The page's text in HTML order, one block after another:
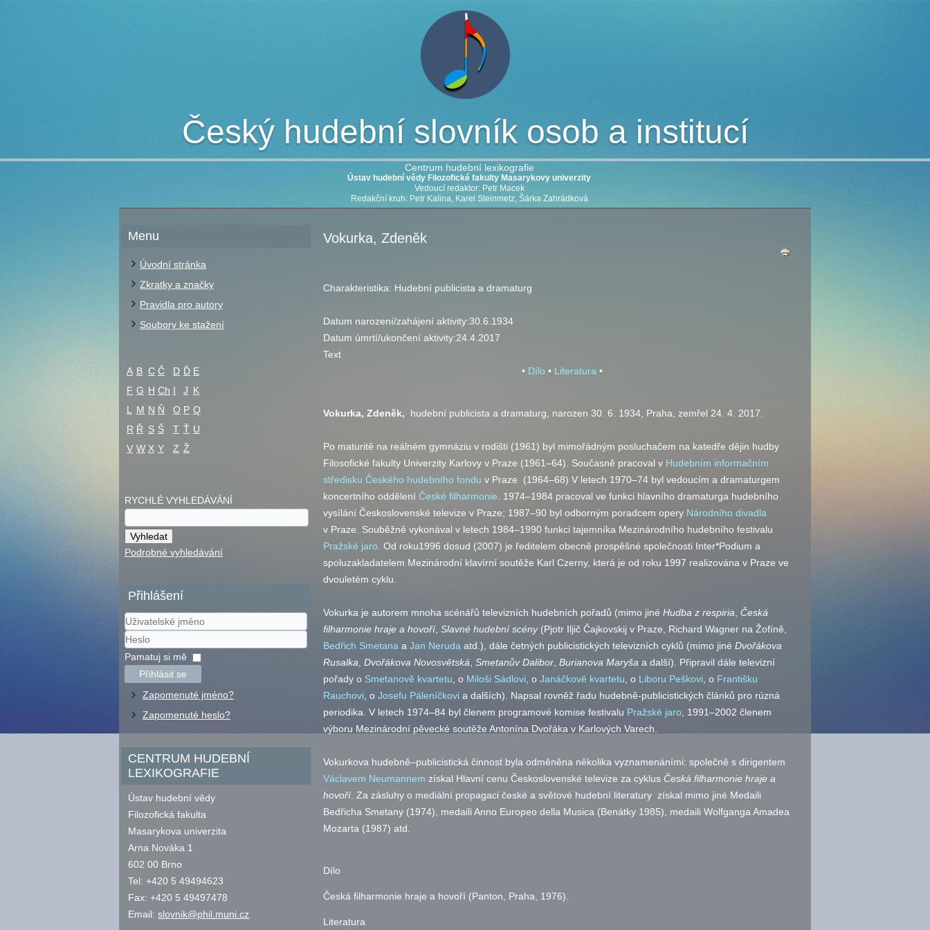
Český hudební slovník osob a institucí
Centrum hudební lexikografie
Ústav hudební vědy Filozofické fakulty Masarykovy univerzity
Vedoucí redaktor: Petr Macek
Redakční kruh: Petr Kalina, Karel Steinmetz, Šárka Zahrádková
Menu
Úvodní stránka
Zkratky a značky
Pravidla pro autory
Soubory ke stažení
A B C Č D Ď E
F G H Ch I J K
L
M N Ň O P Q
R Ř S Š T Ť U
V W X Y Z Ž
RYCHLÉ VYHLEDÁVÁNÍ
Podrobné vyhledávání
Přihlášení
Uživatelské
jméno
Heslo
Pamatuj si mě
Přihlásit se
Zapomenuté jméno?
Zapomenuté heslo?
CENTRUM HUDEBNÍ
LEXIKOGRAFIE
Ústav hudební vědy
Filozofická fakulta
Masarykova univerzita
Arna Nováka 1
602 00 Brno
Tel: +420 5 49494623
Fax: +420 5 49497478
Email: slovnik@phil.muni.cz
Vokurka, Zdeněk
Charakteristika: Hudební publicista a dramaturg
Datum narození/zahájení aktivity:30.6.1934
Datum úmrtí/ukončení aktivity:24.4.2017
Text
• Dílo • Literatura •
Vokurka, Zdeněk, hudební publicista a dramaturg, narozen 30. 6. 1934, Praha, zemřel 24. 4. 2017.
Po maturitě na reálném gymnáziu v rodišti (1961) byl mimořádným posluchačem na katedře dějin hudby
Filosofické fakulty Univerzity Karlovy v Praze (1961–64). Současně pracoval v Hudebním informačním
středisku Českého hudebního fondu v Praze (1964–68) V letech 1970–74 byl vedoucím a dramaturgem
koncertního oddělení České filharmonie . 1974–1984 pracoval ve funkci hlavního dramaturga hudebního
vysílání Československé televize v Praze; 1987–90 byl odborným poradcem opery Národního divadla
v Praze. Souběžně vykonával v letech 1984–1990 funkci tajemníka Mezinárodního hudebního festivalu
Pražské jaro . Od roku1996 dosud (2007) je ředitelem obecně prospěšné společnosti Inter*Podium a
spoluzakladatelem Mezinárodní klavírní soutěže Karl Czerny, která je od roku 1997 realizována v Praze ve
dvouletém cyklu.
Vokurka je autorem mnoha scénářů televizních hudebních pořadů (mimo jiné Hudba z respiria Česká
filharmonie hraje a hovoří, Slavné hudební scény(Pjotr Iljič Čajkovskij v Praze, Richard Wagner na Žofíně,
Bedřich Smetana a Jan Neruda atd. ), dále četných publicistických televizních cyklů (mimo jiné Dvořákova
Rusalka Dvořákova Novosvětská Smetanův Dalibor Burianova Maryša a další). Připravil dále televizní
pořady o Smetanově kvartetu , o Miloši Sádlovi , o Janáčkově kvartetu , o Liboru Peškovi , o Františku
Rauchovi , o Josefu Páleníčkovi a dalších). Napsal rovněž řadu hudebně-publicistických článků pro rúzná
periodika. V letech 1974–84 byl členem programové komise festivalu Pražské jaro , 1991–2002 členem
výboru Mezinárodní pěvecké soutěže Antonína Dvořáka v Karlových Varech.
Vokurkova hudebně–publicistická činnost byla odměněna několika vyznamenáními: společně s dirigentem
Václavem Neumannem získal Hlavní cenu Československé televize za cyklus Česká filharmonie hraje a
hovoří. Za zásluhy o mediální propagaci české a světové hudební literatury získal mimo jiné Medaili
Bedřicha Smetany (1974), medaili Anno Europeo della Musica (Benátky 1985), medaili Wolfganga Amadea
Mozarta (1987) atd.
Dílo
Česká filharmonie hraje a hovoří (Panton, Praha, 1976).
Literatura